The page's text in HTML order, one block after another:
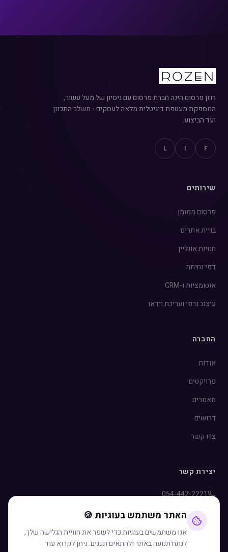
רוזן פרסום הינה חברת פרסום עם ניסיון של מעל עשור,
המספקת מעטפת דיגיטלית מלאה לעסקים - משלב התכנון
ועד הביצוע.
F
I
L
שירותים
פרסום ממומן
בניית אתרים
חנויות אונליין
דפי נחיתה
אוטומציות ו-CRM
עיצוב גרפי ועריכת וידאו
החברה
אודות
פרויקטים
מאמרים
דרושים
צרו קשר
יצירת קשר
054-442-2221
info@rozen.co.il
WhatsApp
האתר משתמש בעוגיות 🍪
אנו משתמשים בעוגיות כדי לשפר את חוויית הגלישה שלך,
לנתח תנועה באתר ולהתאים תכנים. ניתן לקרוא עוד